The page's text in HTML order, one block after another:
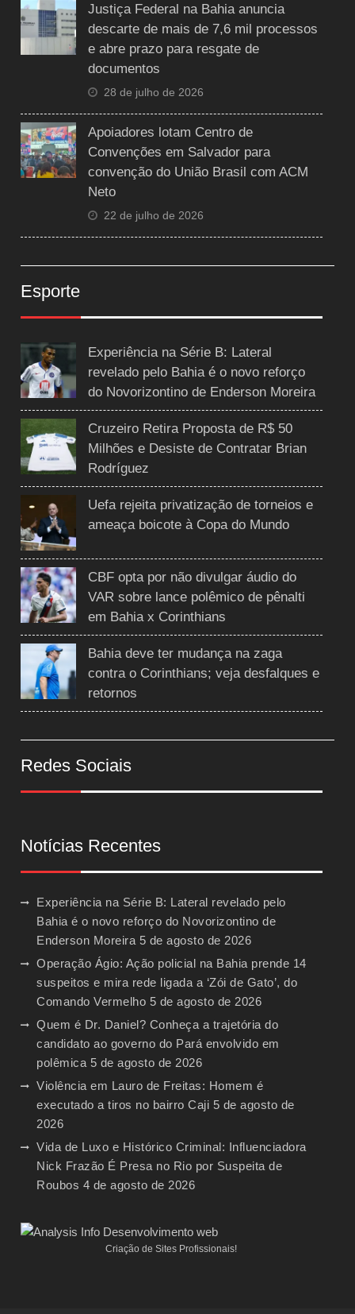
Justiça Federal na Bahia anuncia
descarte de mais de 7,6 mil processos
e abre prazo para resgate de
documentos
28 de julho de 2026
Apoiadores lotam Centro de
Convenções em Salvador para
convenção do União Brasil com ACM
Neto
22 de julho de 2026
Esporte
Experiência na Série B: Lateral
revelado pelo Bahia é o novo reforço
do Novorizontino de Enderson Moreira
Cruzeiro Retira Proposta de R$ 50
Milhões e Desiste de Contratar Brian
Rodríguez
Uefa rejeita privatização de torneios e
ameaça boicote à Copa do Mundo
CBF opta por não divulgar áudio do
VAR sobre lance polêmico de pênalti
em Bahia x Corinthians
Bahia deve ter mudança na zaga
contra o Corinthians; veja desfalques e
retornos
Redes Sociais
Notícias Recentes
Experiência na Série B: Lateral revelado pelo
Bahia é o novo reforço do Novorizontino de
Enderson Moreira 5 de agosto de 2026
Operação Ágio: Ação policial na Bahia prende 14
suspeitos e mira rede ligada a ‘Zói de Gato’, do
Comando Vermelho 5 de agosto de 2026
Quem é Dr. Daniel? Conheça a trajetória do
candidato ao governo do Pará envolvido em
polêmica 5 de agosto de 2026
Violência em Lauro de Freitas: Homem é
executado a tiros no bairro Caji 5 de agosto de
2026
Vida de Luxo e Histórico Criminal: Influenciadora
Nick Frazão É Presa no Rio por Suspeita de
Roubos 4 de agosto de 2026
Criação de Sites Profissionais!